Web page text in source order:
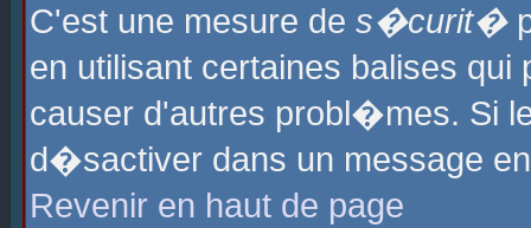
C'est une mesure de s�curit�
en utilisant certaines balises
causer d'autres probl�mes. Si
d�sactiver dans un message
Revenir en haut de page